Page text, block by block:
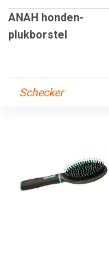
ANAH honden-
plukborstel
Schecker